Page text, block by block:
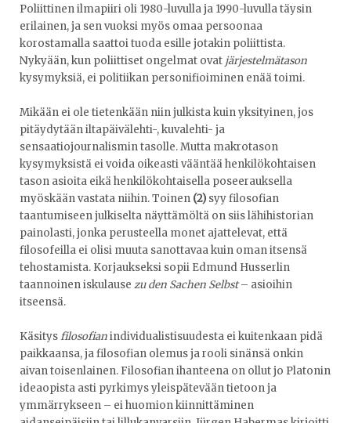
Poliittinen ilmapiiri oli 1980-luvulla ja 1990-luvulla täysin
erilainen, ja sen vuoksi myös omaa persoonaa
korostamalla saattoi tuoda esille jotakin poliittista.
Nykyään, kun poliittiset ongelmat ovat järjestelmätason
kysymyksiä, ei politiikan personifioiminen enää toimi.
Mikään ei ole tietenkään niin julkista kuin yksityinen, jos
pitäydytään iltapäivälehti-, kuvalehti- ja
sensaatiojournalismin tasolle. Mutta makrotason
kysymyksistä ei voida oikeasti vääntää henkilökohtaisen
tason asioita eikä henkilökohtaisella poseerauksella
myöskään vastata niihin. Toinen (2) syy filosofian
taantumiseen julkiselta näyttämöltä on siis lähihistorian
painolasti, jonka perusteella monet ajattelevat, että
filosofeilla ei olisi muuta sanottavaa kuin oman itsensä
tehostamista. Korjaukseksi sopii Edmund Husserlin
taannoinen iskulause zu den Sachen Selbst– asioihin
itseensä.
Käsitysfilosofianindividualistisuudesta ei kuitenkaan pidä
paikkaansa, ja filosofian olemus ja rooli sinänsä onkin
aivan toisenlainen. Filosofian ihanteena on ollut jo Platonin
ideaopista asti pyrkimys yleispätevään tietoon ja
ymmärrykseen – ei huomion kiinnittäminen